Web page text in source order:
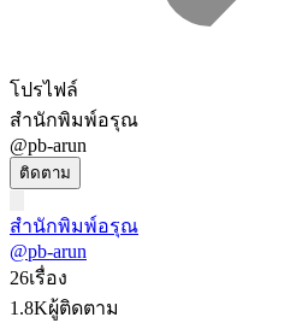
โปรไฟล์
สำนักพิมพ์อรุณ
@pb-arun
ติดตาม
สำนักพิมพ์อรุณ
@pb-arun
26เรื่อง
1.8Kผู้ติดตาม